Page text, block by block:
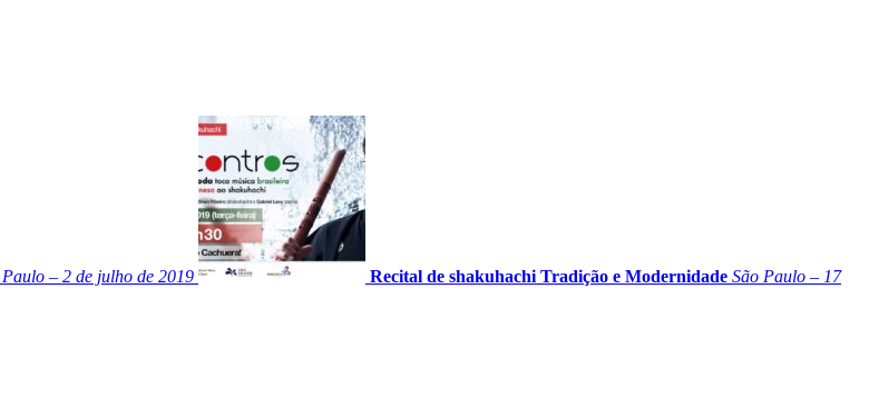
Paulo – 2 de julho de 2019 Recital de shakuhachi Tradição e Modernidade São Paulo – 17